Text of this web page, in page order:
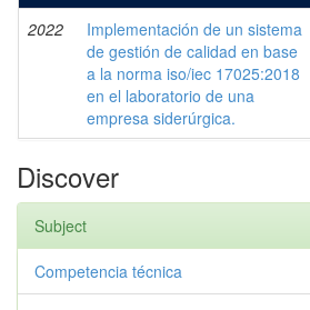
2022
Implementación de un sistema
de gestión de calidad en base
a la norma iso/iec 17025:2018
en el laboratorio de una
empresa siderúrgica.
Discover
Subject
Competencia técnica